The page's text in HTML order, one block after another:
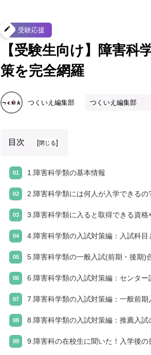
create 受験応援
【受験生向け】障害科
策を完全網羅
つくいえ編集部 つくいえ編集部
目次 [閉じる]
1.障害科学類の基本情報
2.障害科学類には何人が入学できるの
3.障害科学類に入ると取得できる資格
4.障害科学類の入試対策編：入試科目
5.障害科学類の一般入試(前期・後期)
6.障害科学類の入試対策編：センター
7.障害科学類の入試対策編：一般前期
8.障害科学類の入試対策編：推薦入試
9.障害科の在校生に聞いた！入学後の